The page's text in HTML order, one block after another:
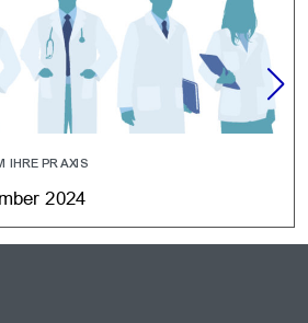
IHRE PRAXIS
2024